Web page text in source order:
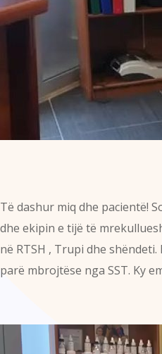
Të dashur miq dhe pacientë!
dhe ekipin e tijë të
në RTSH , Trupi dhe
parë mbrojtëse nga SST. Ky
Video